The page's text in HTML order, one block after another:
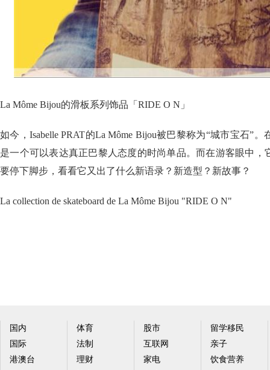
La Môme Bijou的滑板系列饰品「RIDE O N」
如今，Isabelle PRAT的La Môme Bijou被巴黎称为“城市宝石”
是一个可以表达真正巴黎人态度的时尚单品。而在游客眼中，
要停下脚步，看看它又出了什么新语录？新造型？新故事？
La collection de skateboard de La Môme Bijou "RIDE O N"
国内
国际
港澳台
体育
法制
理财
股市
互联网
家电
留学移民
亲子
饮食营养